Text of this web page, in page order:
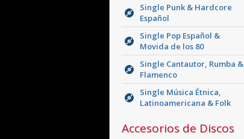
Single Punk & Hardcore
Español
Single Pop Español &
Movida de los 80
Single Cantautor, Rumba &
Flamenco
Single Música Étnica,
Latinoamericana & Folk
Accesorios de Discos